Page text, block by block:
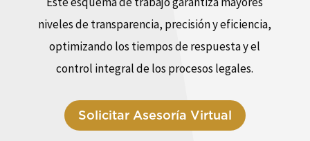
niveles de transparencia, precisión y eficiencia,
optimizando los tiempos de respuesta y el
control integral de los procesos legales.
Solicitar Asesoría Virtual